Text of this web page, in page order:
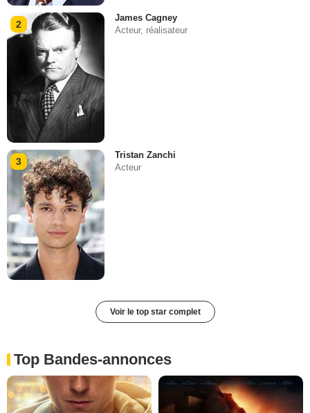
2
James Cagney
Acteur, réalisateur
3
Tristan Zanchi
Acteur
Voir le top star complet
Top Bandes-annonces